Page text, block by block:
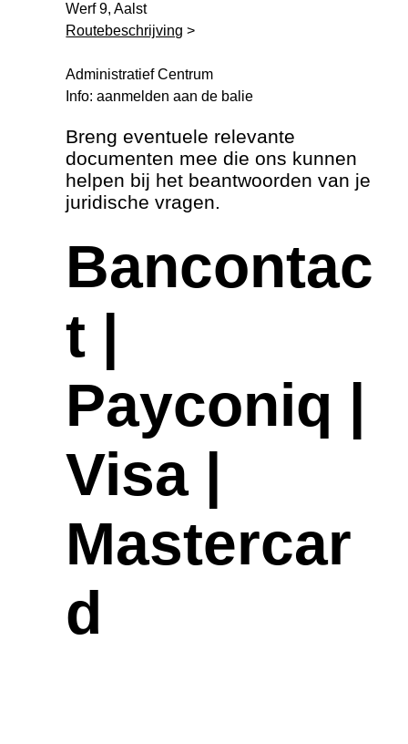
Werf 9, Aalst
Routebeschrijving >
Administratief Centrum
Info: aanmelden aan de balie
Breng eventuele relevante
documenten mee die ons kunnen
helpen bij het beantwoorden van je
juridische vragen.
Bancontac
t |
Payconiq |
Visa |
Mastercar
d